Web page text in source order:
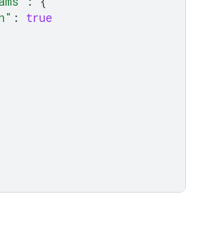
:
true